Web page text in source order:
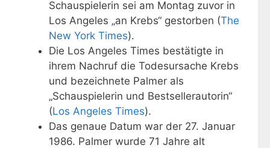
Schauspielerin sei am Montag zuvor in
Los Angeles „an Krebs“ gestorben (The
New York Times).
Die Los Angeles Times bestätigte in
ihrem Nachruf die Todesursache Krebs
und bezeichnete Palmer als
„Schauspielerin und Bestsellerautorin“
(Los Angeles Times).
Das genaue Datum war der 27. Januar
1986. Palmer wurde 71 Jahre alt